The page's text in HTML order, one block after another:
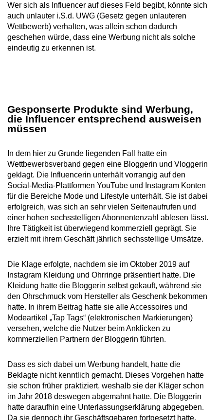
Wer sich als Influencer auf dieses Feld begibt, könnte sich
auch unlauter i.S.d. UWG (Gesetz gegen unlauteren
Wettbewerb) verhalten, was allein schon dadurch
geschehen würde, dass eine Werbung nicht als solche
eindeutig zu erkennen ist.
Gesponserte Produkte sind Werbung,
die Influencer entsprechend ausweisen
müssen
In dem hier zu Grunde liegenden Fall hatte ein
Wettbewerbsverband gegen eine Bloggerin und Vloggerin
geklagt. Die Influencerin unterhält vorrangig auf den
Social-Media-Plattformen YouTube und Instagram Konten
für die Bereiche Mode und Lifestyle unterhält. Sie ist dabei
erfolgreich, was sich an sehr vielen Seitenaufrufen und
einer hohen sechsstelligen Abonnentenzahl ablesen lässt.
Ihre Tätigkeit ist überwiegend kommerziell geprägt. Sie
erzielt mit ihrem Geschäft jährlich sechsstellige Umsätze.
Die Klage erfolgte, nachdem sie im Oktober 2019 auf
Instagram Kleidung und Ohrringe präsentiert hatte. Die
Kleidung hatte die Bloggerin selbst gekauft, während sie
den Ohrschmuck vom Hersteller als Geschenk bekommen
hatte. In ihrem Beitrag hatte sie alle Accessoires und
Modeartikel „Tap Tags“ (elektronischen Markierungen)
versehen, welche die Nutzer beim Anklicken zu
kommerziellen Partnern der Bloggerin führten.
Dass es sich dabei um Werbung handelt, hatte die
Beklagte nicht kenntlich gemacht. Dieses Vorgehen hatte
sie schon früher praktiziert, weshalb sie der Kläger schon
im Jahr 2018 deswegen abgemahnt hatte. Die Bloggerin
hatte daraufhin eine Unterlassungserklärung abgegeben.
Da sie dennoch ihr Geschäftsgebaren fortgesetzt hatte,